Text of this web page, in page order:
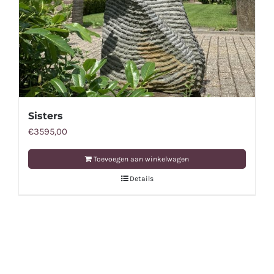
Sisters
€3595,00
Toevoegen aan winkelwagen
Details